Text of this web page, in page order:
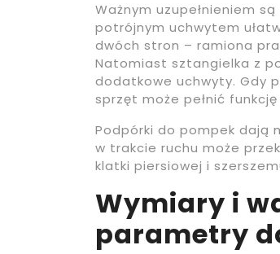
Ważnym uzupełnieniem
potrójnym uchwytem
dwóch stron – ramiona
Natomiast sztangielka z
dodatkowe uchwyty. Gdy
sprzęt może pełnić
Podpórki do pompek dają
w trakcie ruchu może
klatki piersiowej i
Wymiary i
parametry